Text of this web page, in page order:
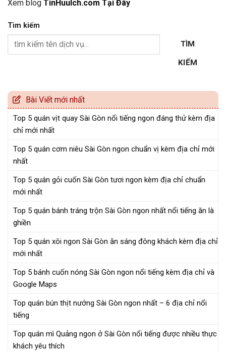
Xem blog TinHuuIch.com Tại Đây
Tìm kiếm
TÌM
KIẾM
Bài Viết mới nhất
Top 5 quán vịt quay Sài Gòn nổi tiếng ngon đáng thử kèm địa
chỉ mới nhất
Top 5 quán cơm niêu Sài Gòn ngon chuẩn vị kèm địa chỉ mới
nhất
Top 5 quán gỏi cuốn Sài Gòn tươi ngon kèm địa chỉ chuẩn
mới nhất
Top 5 quán bánh tráng trộn Sài Gòn ngon nhất nổi tiếng ăn là
ghiền
Top 5 quán xôi ngon Sài Gòn ăn sáng đông khách kèm địa chỉ
mới nhất
Top 5 bánh cuốn nóng Sài Gòn ngon nổi tiếng kèm địa chỉ và
Google Maps
Top quán bún thịt nướng Sài Gòn ngon nhất – 6 địa chỉ nổi
tiếng
Top quán mì Quảng ngon ở Sài Gòn nổi tiếng được nhiều thực
khách yêu thích